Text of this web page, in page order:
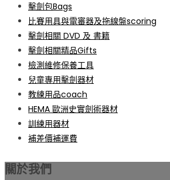
擊劍包Bags
比賽用具與電審器及拖線盤scoring
擊劍相關 DVD 及 書籍
擊劍相關精品Gifts
檢測維修保養工具
兒童專用擊劍器材
教練用品coach
HEMA 歐洲史實劍術器材
訓練用器材
補差價補運費
關於我們